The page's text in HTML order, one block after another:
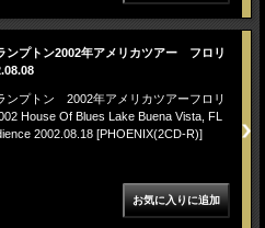
ンプトン2002年アメリカツアー フロリ
ンプトン 2002年アメリカツアーフロリ
House Of Blues Lake Buena Vista, FL
2002.08.18 [PHOENIX(2CD-R)]